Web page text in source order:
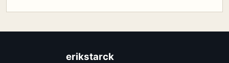
erikstarck